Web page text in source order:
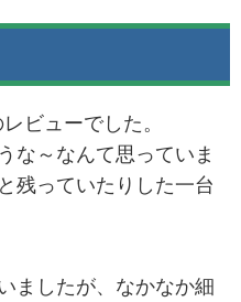
ビューでした。
な～なんて思っていま
残っていたりした一台
ましたが、なかなか細